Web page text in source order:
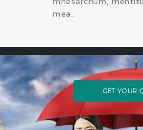
mea.
GET YOUR